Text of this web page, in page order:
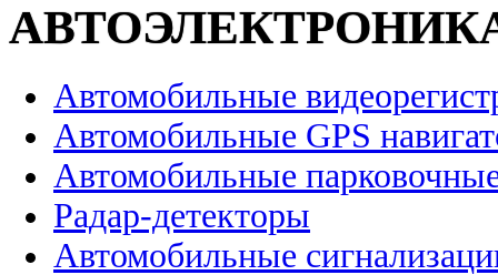
Автомобильные
Автомобильные GPS
Автомобильные
Радар-детекторы
Автомобильные